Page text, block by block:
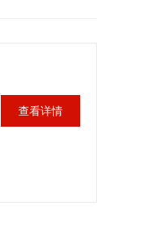
查看详情